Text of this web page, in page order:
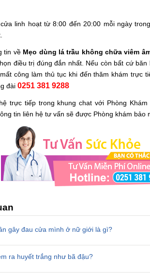
linh hoạt từ 8:00 đến 20:00 mỗi ngày
tin về Mẹo dùng lá trầu không chữa viêm
điều trị đúng đắn nhất. Nếu còn bất cứ
công làm thủ tục khi đến thăm khám trực
đài 0251 381 9288
trực tiếp trong khung chat với Phòng Khám
tin liên hệ tư vấn sẽ được Phòng khám bảo
gây đau cửa mình ở nữ giới là gì?
ra huyết trắng như bã đậu?